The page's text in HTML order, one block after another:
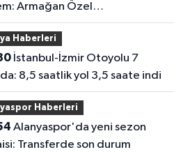
Armağan Özel
terfi etti
Haberleri
İstanbul-İzmir Otoyolu 7
8,5 saatlik yol 3,5 saate indi
Haberleri
Transferde son durum